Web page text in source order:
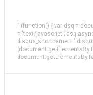
'; (function() { var dsq =
= 'text/javascript';
disqus_shortname +